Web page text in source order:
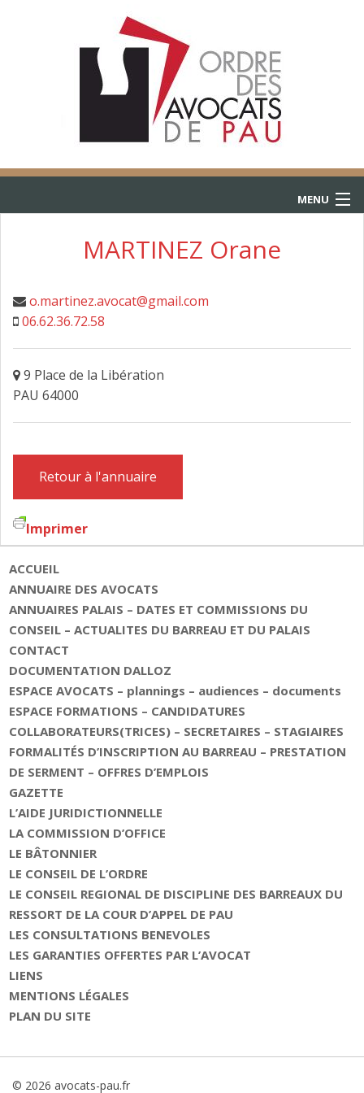
MENU
CONSULTATIONS
L’AIDE JURIDICTIONNELLE
CONTACT
MARTINEZ Orane
o.martinez.avocat@gmail.com
06.62.36.72.58
9 Place de la Libération
PAU 64000
Retour à l'annuaire
Imprimer
ACCUEIL
ANNUAIRE DES AVOCATS
ANNUAIRES PALAIS – DATES ET COMMISSIONS DU
CONSEIL – ACTUALITES DU BARREAU ET DU PALAIS
CONTACT
DOCUMENTATION DALLOZ
ESPACE AVOCATS – plannings – audiences – documents
ESPACE FORMATIONS – CANDIDATURES
COLLABORATEURS(TRICES) – SECRETAIRES – STAGIAIRES
FORMALITÉS D’INSCRIPTION AU BARREAU – PRESTATION
DE SERMENT – OFFRES D’EMPLOIS
GAZETTE
L’AIDE JURIDICTIONNELLE
LA COMMISSION D’OFFICE
LE BÂTONNIER
LE CONSEIL DE L’ORDRE
LE CONSEIL REGIONAL DE DISCIPLINE DES BARREAUX DU
RESSORT DE LA COUR D’APPEL DE PAU
LES CONSULTATIONS BENEVOLES
LES GARANTIES OFFERTES PAR L’AVOCAT
LIENS
MENTIONS LÉGALES
PLAN DU SITE
© 2026 avocats-pau.fr